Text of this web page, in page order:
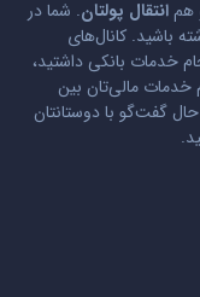
هم انتقال پولتان. شما در
باشید. کانال‌های
خدمات بانکی داشتید،
خدمات مالی‌تان بین
گفت‌گو با دوستانتان